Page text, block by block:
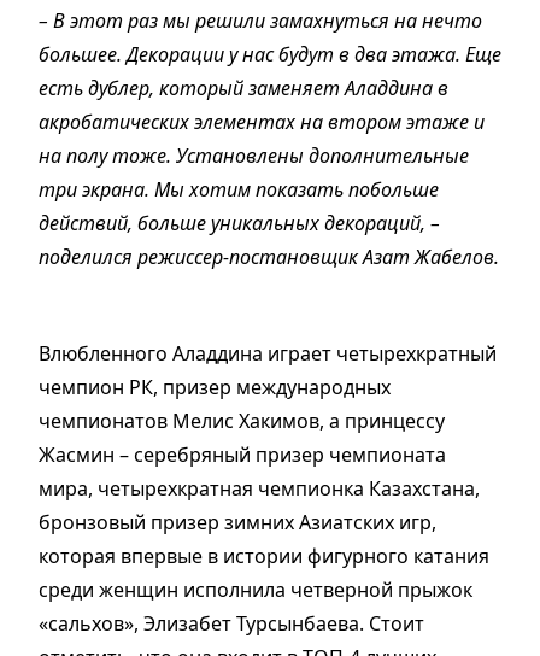
– В этот раз мы решили замахнуться на нечто
большее. Декорации у нас будут в два этажа. Еще
есть дублер, который заменяет Аладдина в
акробатических элементах на втором этаже и
на полу тоже. Установлены дополнительные
три экрана. Мы хотим показать побольше
действий, больше уникальных декораций, –
поделился режиссер-постановщик Азат Жабелов.
Влюбленного Алад­дина играет четырехкратный
чемпион РК, призер международных
чемпионатов Мелис Хакимов, а принцессу
Жасмин – серебряный призер чемпионата
мира, четырехкратная чемпионка Казахстана,
бронзовый призер зимних Азиатских игр,
которая впервые в истории фигурного катания
среди женщин исполнила четверной прыжок
«сальхов», Элизабет Турсынбаева. Стоит